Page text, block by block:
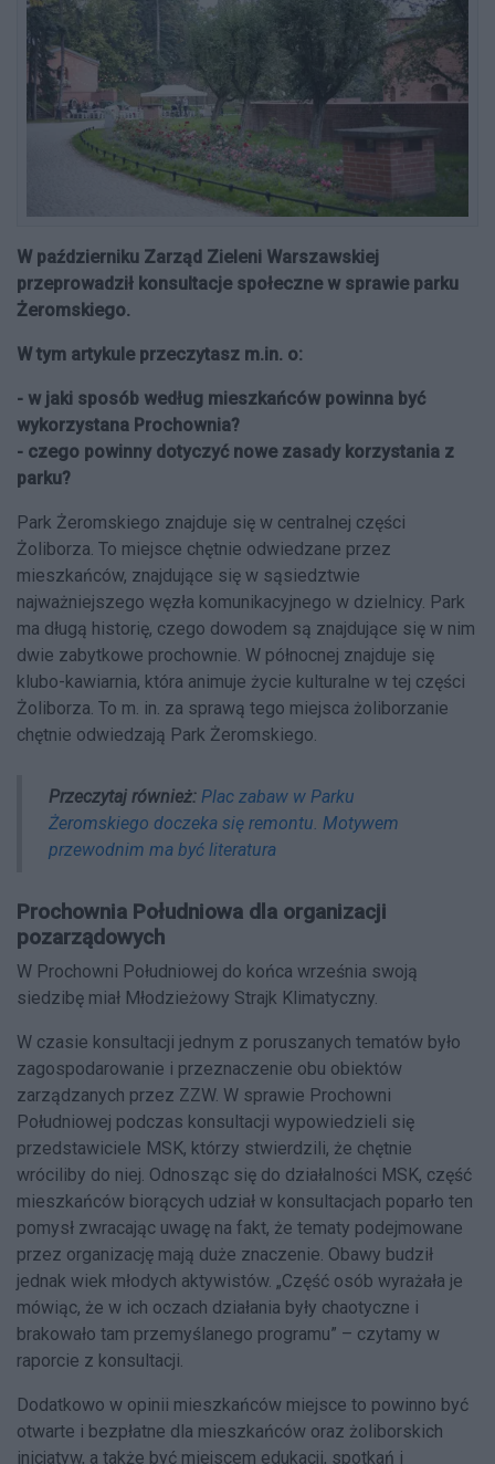
W październiku Zarząd Zieleni Warszawskiej
przeprowadził konsultacje społeczne w sprawie parku
Żeromskiego.
W tym artykule przeczytasz m.in. o:
- w jaki sposób według mieszkańców powinna być
wykorzystana Prochownia?
- czego powinny dotyczyć nowe zasady korzystania z
parku?
Park Żeromskiego znajduje się w centralnej części
Żoliborza. To miejsce chętnie odwiedzane przez
mieszkańców, znajdujące się w sąsiedztwie
najważniejszego węzła komunikacyjnego w dzielnicy. Park
ma długą historię, czego dowodem są znajdujące się w nim
dwie zabytkowe prochownie. W północnej znajduje się
klubo-kawiarnia, która animuje życie kulturalne w tej części
Żoliborza. To m. in. za sprawą tego miejsca żoliborzanie
chętnie odwiedzają Park Żeromskiego.
Przeczytaj również: Plac zabaw w Parku
Żeromskiego doczeka się remontu. Motywem
przewodnim ma być literatura
Prochownia Południowa dla organizacji
pozarządowych
W Prochowni Południowej do końca września swoją
siedzibę miał Młodzieżowy Strajk Klimatyczny.
W czasie konsultacji jednym z poruszanych tematów było
zagospodarowanie i przeznaczenie obu obiektów
zarządzanych przez ZZW. W sprawie Prochowni
Południowej podczas konsultacji wypowiedzieli się
przedstawiciele MSK, którzy stwierdzili, że chętnie
wróciliby do niej. Odnosząc się do działalności MSK, część
mieszkańców biorących udział w konsultacjach poparło ten
pomysł zwracając uwagę na fakt, że tematy podejmowane
przez organizację mają duże znaczenie. Obawy budził
jednak wiek młodych aktywistów. „Część osób wyrażała je
mówiąc, że w ich oczach działania były chaotyczne i
brakowało tam przemyślanego programu” – czytamy w
raporcie z konsultacji.
Dodatkowo w opinii mieszkańców miejsce to powinno być
otwarte i bezpłatne dla mieszkańców oraz żoliborskich
inicjatyw, a także być miejscem edukacji, spotkań i